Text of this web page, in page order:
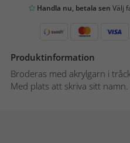
Handla nu, betala sen Välj
Produktinformation
Broderas med akrylgarn i
Med plats att skriva sitt